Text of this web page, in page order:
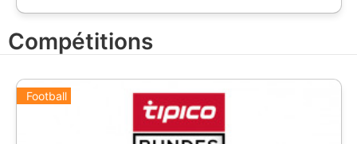
Compétitions
Football